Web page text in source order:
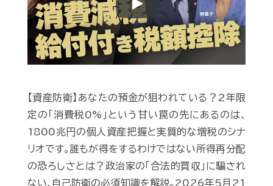
Play
【資産防衛】あなたの預金が狙われている？2年限
定の｢消費税0%｣という甘い罠の先にあるのは､
1800兆円の個人資産把握と実質的な増税のシナ
リオです｡誰もが得をするわけではない所得再分配
の恐ろしさとは？政治家の｢合法的買収｣に騙され
ない､自己防衛の必須知識を解説｡2026年5月21